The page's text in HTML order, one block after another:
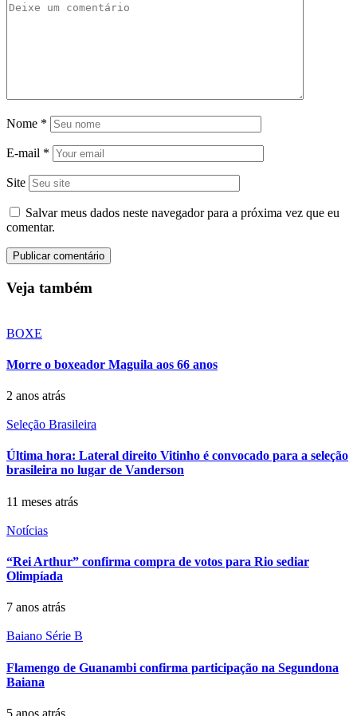
Nome *
E-mail *
Site
Salvar meus dados neste navegador para a próxima vez que eu
comentar.
Veja também
BOXE
Morre o boxeador Maguila aos 66 anos
2 anos atrás
Seleção Brasileira
Última hora: Lateral direito Vitinho é convocado para a seleção
brasileira no lugar de Vanderson
11 meses atrás
Notícias
“Rei Arthur” confirma compra de votos para Rio sediar
Olimpíada
7 anos atrás
Baiano Série B
Flamengo de Guanambi confirma participação na Segundona
Baiana
5 anos atrás